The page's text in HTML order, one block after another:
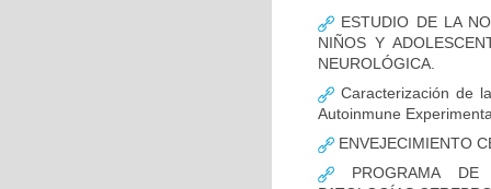
ESTUDIO DE LA
NIÑOS Y
NEUROLÓGICA.
Caracterización de
Autoinmune
ENVEJECIMIENTO
PROGRAMA DE